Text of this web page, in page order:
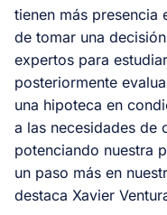
tienen más presencia
de tomar una
expertos para
posteriormente
una hipoteca en
a las necesidades de
potenciando nuestra
un paso más en
destaca Xavier